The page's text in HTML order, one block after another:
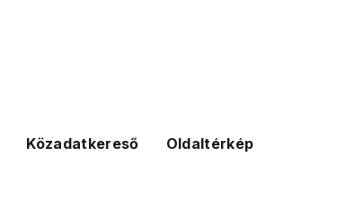
Közadatkereső
Oldaltérkép